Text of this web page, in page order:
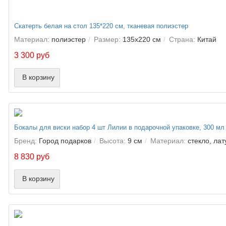
Скатерть белая на стол 135*220 см, тканевая полиэстер
Материал: полиэстер Размер: 135х220 см Страна: Китай
3 300 руб
В корзину
Бокалы для виски набор 4 шт Лилии в подарочной упаковке, 300 мл
Бренд: Город подарков Высота: 9 см Материал: стекло,
8 830 руб
В корзину